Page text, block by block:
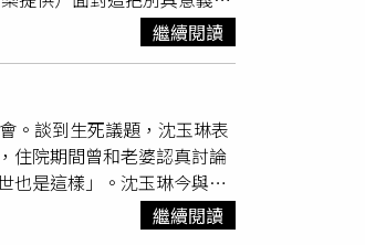
火一下，下次有好的機會一
續下去」，聽得一旁的毛祁
不了，但還是會問他「你
給他，捨不得他把自己過
世駿攝）郭子豪與毛祁芸雖
明日的過客》終於熬到主
演的經歷，因此我花了半年
經歷也讓我回想起在英國的
動，也讓影片持續在全球社
出笑容時，自己瞬間情緒潰
反應，讓原本只是一次例
一輩子都會珍藏的重要回
起屬於彼此的情感連結。莉
一點陽光、一點笑容，讓更
紛紛留言表示，「我的天，
動竟然是在媽媽肚子裡」、
展現十足愛惜之情。談到實
一句話逗樂全場，也展現兩
碼，更一氣呵成完成演
順利進入角色狀態。這次特
毫不怯場。兩人在MV中詮
具挑戰，因台詞不多，必須
繼續閱讀
。談到生死議題，沈玉琳表
住院期間曾和老婆認真討論
也是這樣」。沈玉琳今與潘
玉琳透露，住院時曾碰到需
有尊嚴。」但老婆當下情緒
繼續閱讀